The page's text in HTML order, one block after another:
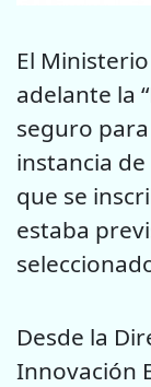
El
adelante la
seguro
instancia
que se
estaba
Desde la
Innovación